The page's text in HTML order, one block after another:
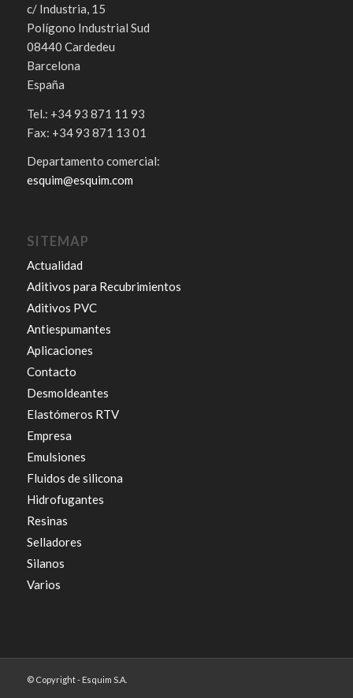
c/ Industria, 15
Polígono Industrial Sud
08440 Cardedeu
Barcelona
España
Tel.: +34 93 871 11 93
Fax: +34 93 871 13 01
Departamento comercial:
esquim@esquim.com
SITEMAP
Actualidad
Aditivos para Recubrimientos
Aditivos PVC
Antiespumantes
Aplicaciones
Contacto
Desmoldeantes
Elastómeros RTV
Empresa
Emulsiones
Fluidos de silicona
Hidrofugantes
Resinas
Selladores
Silanos
Varios
© Copyright - Esquim S.A.